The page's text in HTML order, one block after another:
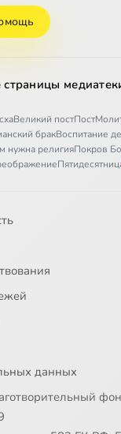
страницы
Великий постПост
бракВоспитание
нужна религияПокров
данных